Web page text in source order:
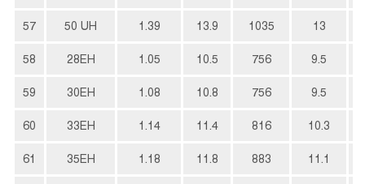
57 50 UH 1.39 13.9 1035 13
58 28EH 1.05 10.5 756 9.5
59 30EH 1.08 10.8 756 9.5
60 33EH 1.14 11.4 816 10.3
61 35EH 1.18 11.8 883 11.1